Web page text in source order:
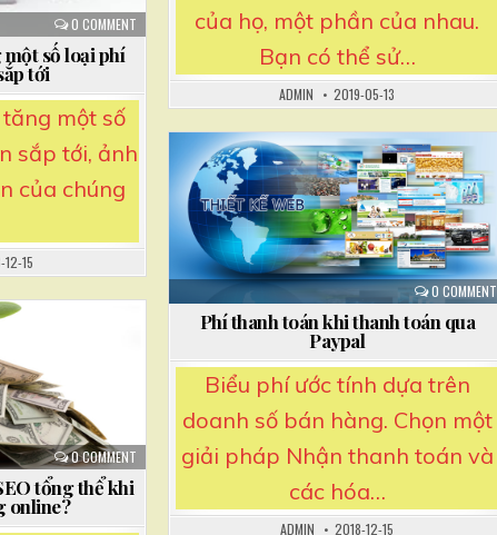
của họ, một phần của nhau.
Bạn có thể sử…
ADMIN 2019-05-13
0 COMMENT
một số loại phí
tới
một số
sắp tới, ảnh
của chúng
12-15
0 COMMENT
Posted
in
Phí thanh toán khi thanh toán qua
Paypal
Biểu phí ước tính dựa trên
doanh số bán hàng. Chọn một
giải pháp Nhận thanh toán và
các hóa…
ADMIN 2018-12-15
0 COMMENT
tổng thể khi
online?